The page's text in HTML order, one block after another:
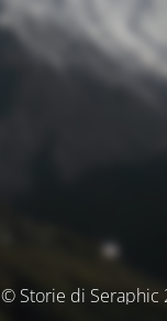
© Storie di Seraphic